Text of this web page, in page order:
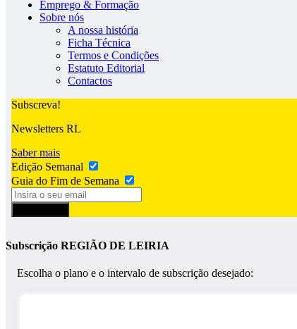
Emprego & Formação
Sobre nós
A nossa história
Ficha Técnica
Termos e Condições
Estatuto Editorial
Contactos
Subscreva!
Newsletters RL
Saber mais
Edição Semanal
Guia do Fim de Semana
Subscrição REGIÃO DE LEIRIA
Escolha o plano e o intervalo de subscrição desejado: